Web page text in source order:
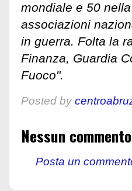
mondiale e 50
associazioni
in guerra. Folta la
Finanza, Guardia
Fuoco".
Posted by
Nessun
Posta un